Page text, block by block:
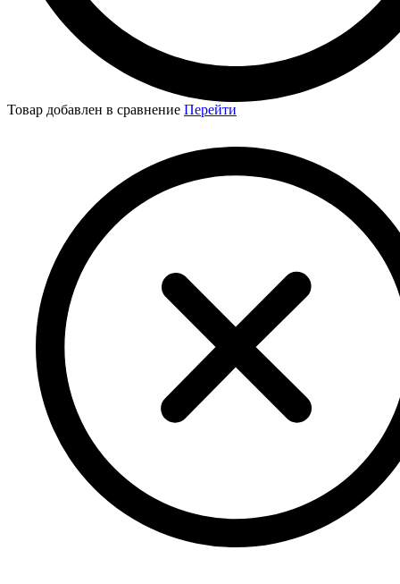
Товар добавлен в сравнение Перейти